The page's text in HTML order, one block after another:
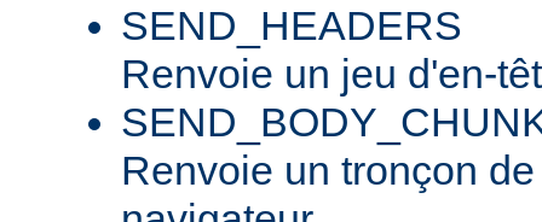
SEND_HEADERS
Renvoie un jeu d'en-
Renvoie un tronçon